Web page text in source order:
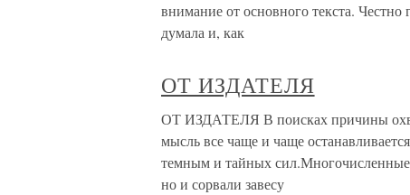
внимание от основного текста.
думала и, как
ОТ ИЗДАТЕЛЯ
ОТ ИЗДАТЕЛЯ В поисках причины
мысль все чаще и чаще
темным и тайных сил.Многочисленные
но и сорвали завесу